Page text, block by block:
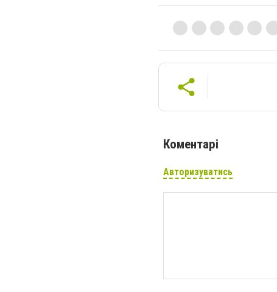
Коментарі
Авторизуватись